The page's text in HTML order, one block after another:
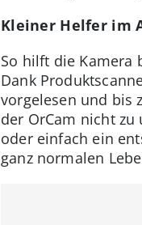
Kleiner Helfer im
So hilft die Kamera
Dank
vorgelesen und bis
der OrCam nicht zu
oder einfach ein
ganz normalen